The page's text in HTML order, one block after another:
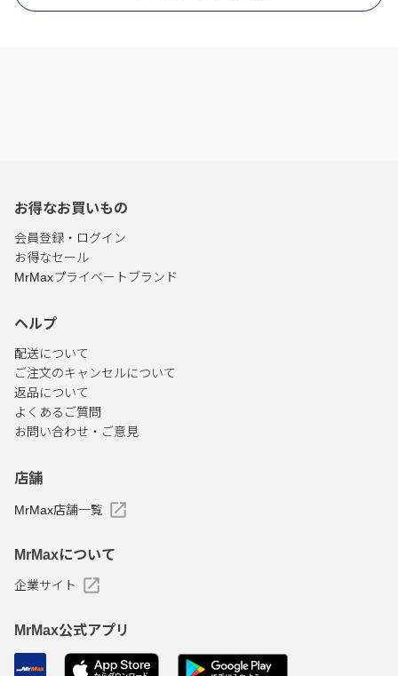
お得なお買いもの
会員登録・ログイン
お得なセール
MrMaxプライベートブランド
ヘルプ
配送について
ご注文のキャンセルについて
返品について
よくあるご質問
お問い合わせ・ご意見
店舗
MrMax店舗一覧
MrMaxについて
企業サイト
MrMax公式アプリ